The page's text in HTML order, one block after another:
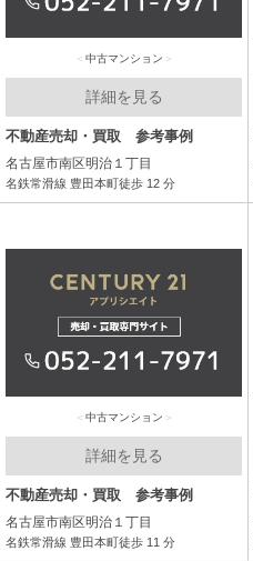
中古マンション
詳細を見る
不動産売却・買取 参考事例
名古屋市南区明治１丁目
名鉄常滑線 豊田本町徒歩 12 分
中古マンション
詳細を見る
不動産売却・買取 参考事例
名古屋市南区明治１丁目
名鉄常滑線 豊田本町徒歩 11 分